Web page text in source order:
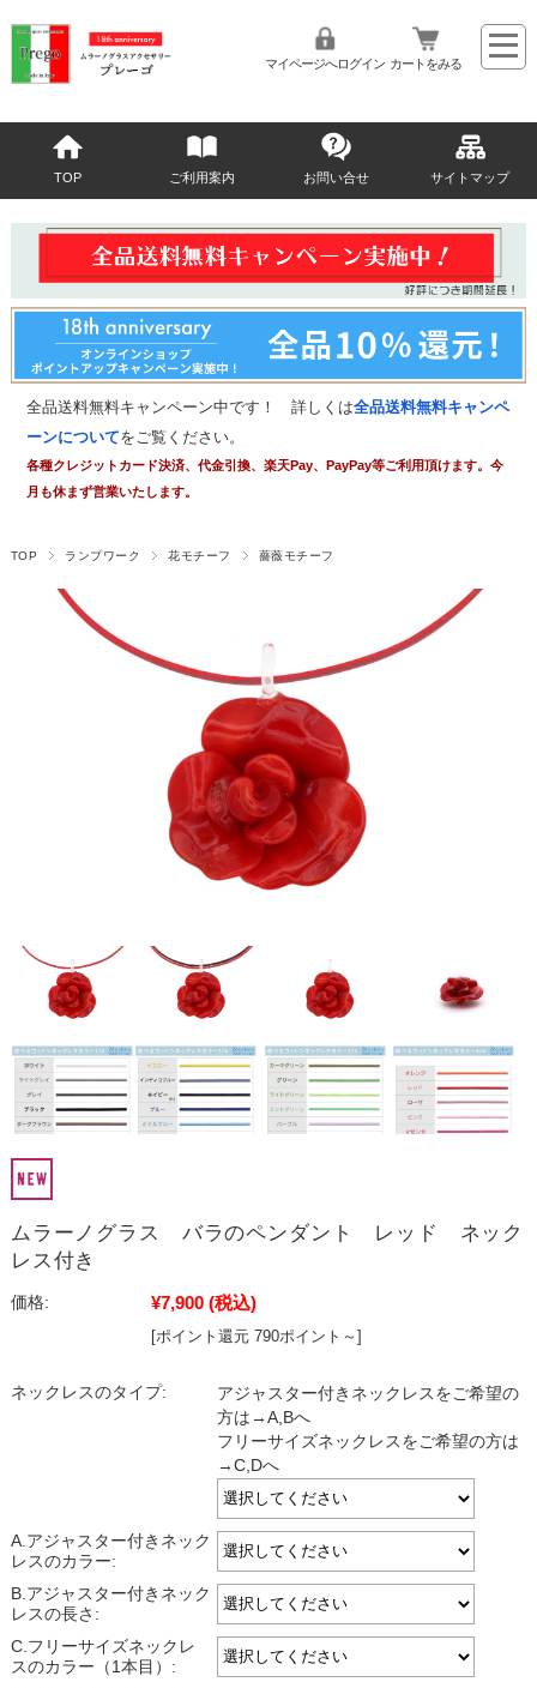
マイページへログイン カートをみる
TOP ご利用案内 お問い合せ サイトマップ
全品送料無料キャンペーン中です！ 詳しくは全品送料無料キャンペ
ーンについてをご覧ください。
各種クレジットカード決済、代金引換、楽天Pay、PayPay等ご利用頂けます。今
月も休まず営業いたします。
TOP ランプワーク 花モチーフ 薔薇モチーフ
ムラーノグラス バラのペンダント レッド ネック
レス付き
価格: ¥7,900 (税込)
[ポイント還元 790ポイント～]
ネックレスのタイプ:
アジャスター付きネックレスをご希望の
方は→A,Bへ
フリーサイズネックレスをご希望の方は
→C,Dへ
A.アジャスター付きネック
レスのカラー:
B.アジャスター付きネック
レスの長さ:
C.フリーサイズネックレ
スのカラー（1本目）: